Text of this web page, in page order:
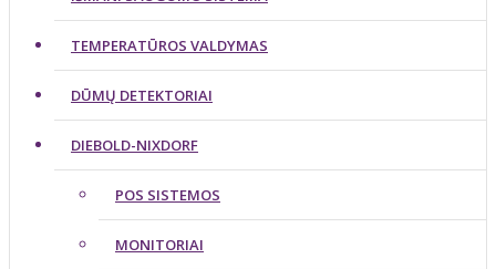
TEMPERATŪROS VALDYMAS
DŪMŲ DETEKTORIAI
DIEBOLD-NIXDORF
POS SISTEMOS
MONITORIAI